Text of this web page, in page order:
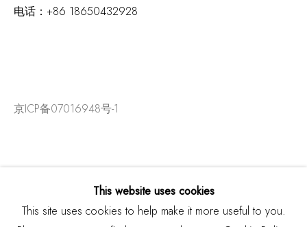
电话： +86 18650432928
京ICP备07016948号-1
This website uses cookies
This site uses cookies to help make it more useful to you.